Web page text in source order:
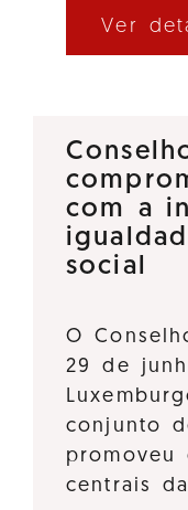
Ver
com a
social
O
29 de
conjunto
promoveu
centrais